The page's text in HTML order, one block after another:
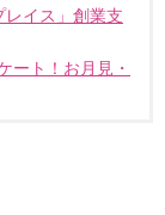
イス」創業支
ート！お月見・